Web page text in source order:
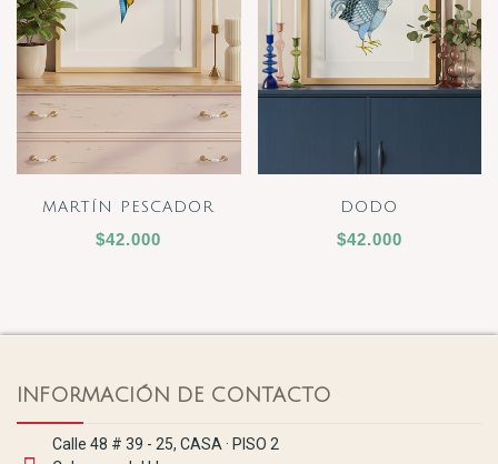
MARTÍN PESCADOR
$42.000
DODO
$42.000
INFORMACIÓN DE CONTACTO
Calle 48 # 39 - 25, CASA · PISO 2